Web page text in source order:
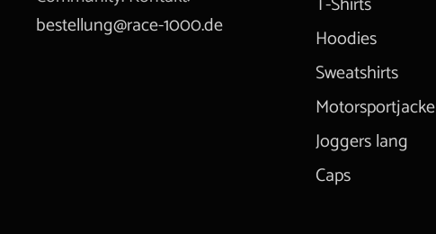
bestellung@race-1000.de
Hoodies
Sweatshirts
Joggers lang
Caps